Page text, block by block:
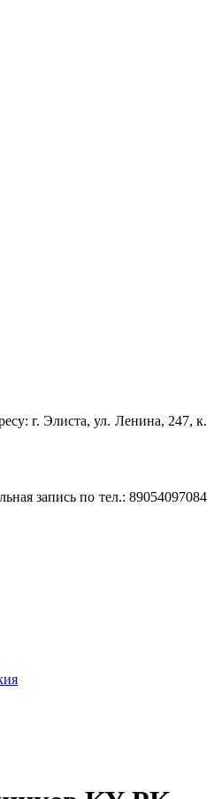
г. Элиста, ул. Ленина, 247, к.
запись по тел.: 89054097084